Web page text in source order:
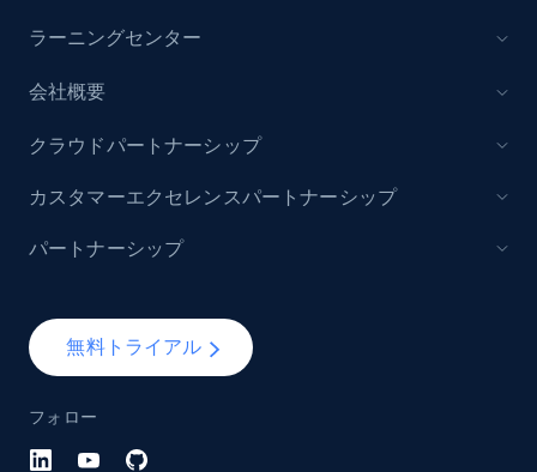
ラーニングセンター
会社概要
無料トライアル
フォロー
クラウドパートナーシップ
カスタマーエクセレンスパートナーシップ
パートナーシップ